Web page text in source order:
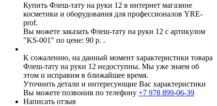
Купить Флеш-тату на руки 12 в интернет магазине
косметики и оборудования для профессионалов YRE-
prof.
Вы можете заказать Флеш-тату на руки 12 с артикулом
"KS-001" по цене: 90 р. .
К сожалению, на данный момент характеристики товара
Флеш-тату на руки 12 недоступны. Мы уже знаем об
этом и исправим в ближайшее время.
Уточнить детали и интересующие Вас характеристики
Вы можете позвонив по телефону +7 978 899-06-39
Написать отзыв